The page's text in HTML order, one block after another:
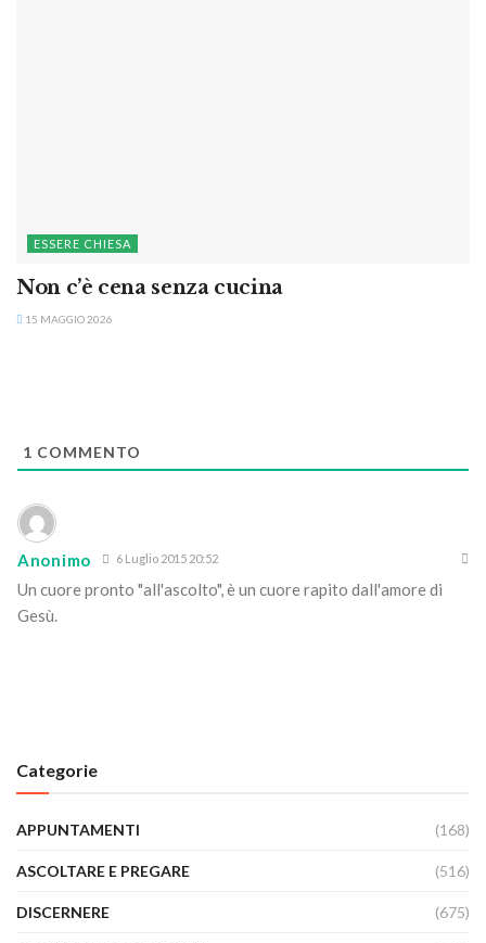
ESSERE CHIESA
Non c’è cena senza cucina
15 MAGGIO 2026
1 COMMENTO
Anonimo 6 Luglio 2015 20:52
Un cuore pronto "all'ascolto", è un cuore rapito dall'amore di
Gesù.
Categorie
APPUNTAMENTI (168)
ASCOLTARE E PREGARE (516)
DISCERNERE (675)